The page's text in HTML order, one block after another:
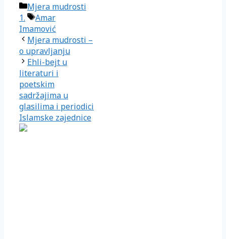
Kategorije
Mjera mudrosti
1.
Oznake
Amar
Imamović
Mjera mudrosti –
o upravljanju
Ehli-bejt u
literaturi i
poetskim
sadržajima u
glasilima i periodici
Islamske zajednice